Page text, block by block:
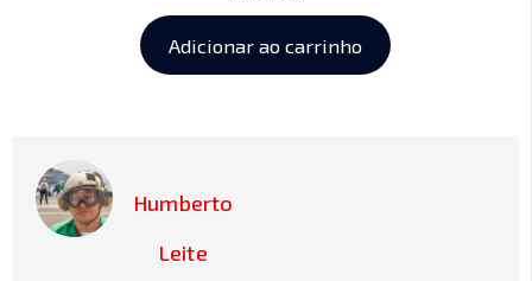
Adicionar ao carrinho
Humberto
Leite